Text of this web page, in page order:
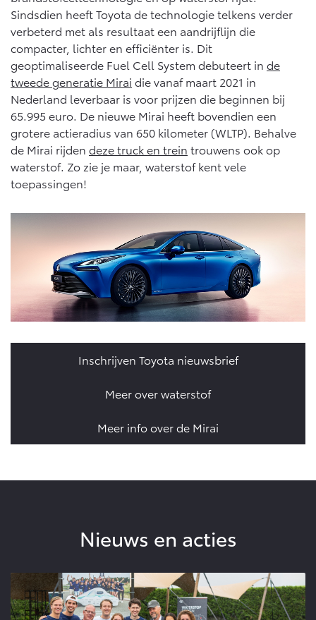
Vanaf € 46.301,- Vanaf € 56.570,-
Land Cruiser (excl. BTW)
Vanaf € 89.986,-
Sindsdien heeft Toyota de technologie telkens verder
verbeterd met als resultaat een aandrijflijn die
compacter, lichter en efficiënter is. Dit
geoptimaliseerde Fuel Cell System debuteert in de
tweede generatie Mirai die vanaf maart 2021 in
Nederland leverbaar is voor prijzen die beginnen bij
65.995 euro. De nieuwe Mirai heeft bovendien een
grotere actieradius van 650 kilometer (WLTP). Behalve
de Mirai rijden deze truck en trein trouwens ook op
waterstof. Zo zie je maar, waterstof kent vele
toepassingen!
Inschrijven Toyota nieuwsbrief
Meer over waterstof
Meer info over de Mirai
Nieuws en acties